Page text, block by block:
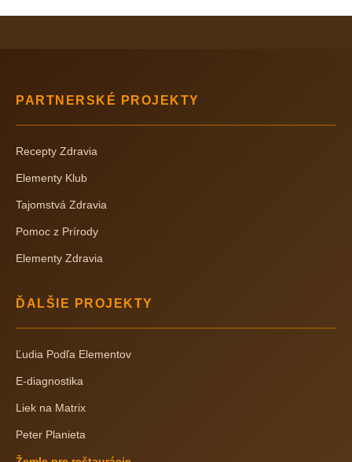
PARTNERSKÉ PROJEKTY
Recepty Zdravia
Elementy Klub
Tajomstvá Zdravia
Pomoc z Prírody
Elementy Zdravia
ĎALŠIE PROJEKTY
Ľudia Podľa Elementov
E-diagnostika
Liek na Matrix
Peter Planieta